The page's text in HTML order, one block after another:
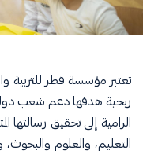
تعتبر مؤسسة قطر للتربية
ربحية هدفها دعم شعب
الرامية إلى تحقيق رسالتها
التعليم، والعلوم